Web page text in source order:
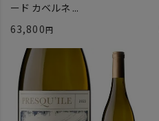
ード カベルネ ...
63,800